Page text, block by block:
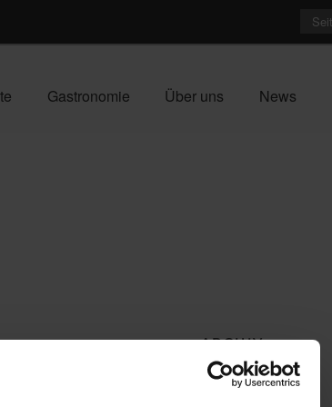
Gastronomie Über uns News
ARCHIV
Juli 2026(1)
April 2026(1)